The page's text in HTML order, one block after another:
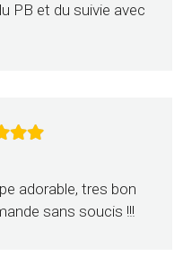
PB et du suivie avec
adorable, tres bon
sans soucis !!!